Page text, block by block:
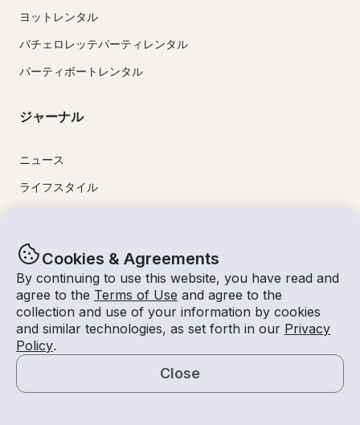
Cookies & Agreements
By continuing to use this website, you have read and
agree to the Terms of Use and agree to the
collection and use of your information by cookies
and similar technologies, as set forth in our Privacy
Policy.
Close
地図
ヨットレンタル
バチェロレッテパーティレンタル
パーティボートレンタル
ジャーナル
ニュース
ライフスタイル
目的地
ご利用ガイド
人気の目的地
マイアミ